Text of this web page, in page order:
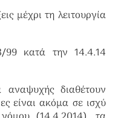
μέχρι τη λειτουργία
99 κατά την 14.4.14
αναψυχής διαθέτουν
είναι ακόμα σε ισχύ